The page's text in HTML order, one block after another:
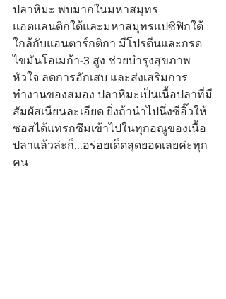
ปลาหิมะ พบมากในมหาสมุทร
แอตแลนติกใต้และมหาสมุทรแปซิฟิกใต้
ใกล้กับแอนตาร์กติกา มีโปรตีนและกรด
ไขมันโอเมก้า-3 สูง ช่วยบำรุงสุขภาพ
หัวใจ ลดการอักเสบ และส่งเสริมการ
ทำงานของสมอง ปลาหิมะเป็นเนื้อปลาที่มี
สัมผัสเนียนละเอียด ยิ่งถ้านำไปนึ่งซีอิ๊วให้
ซอสได้แทรกซึมเข้าไปในทุกอณูของเนื้อ
ปลาแล้วล่ะก็...อร่อยเด็ดสุดยอดเลยค่ะทุก
คน